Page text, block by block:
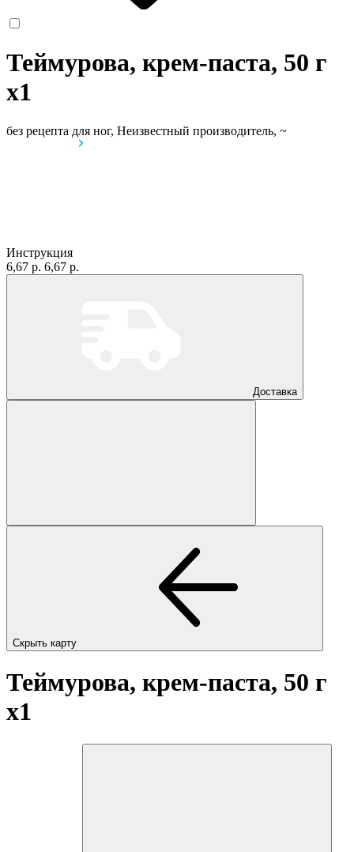
Теймурова, крем-паста, 50 г
x1
без рецепта для ног, Неизвестный производитель, ~
Инструкция
6,67 р. 6,67 р.
Доставка
Скрыть карту
Теймурова, крем-паста, 50 г
x1